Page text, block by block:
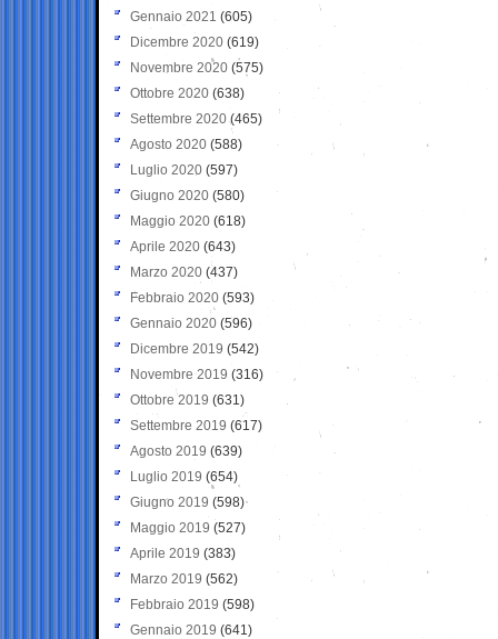
Gennaio 2021 (605)
Dicembre 2020 (619)
Novembre 2020 (575)
Ottobre 2020 (638)
Settembre 2020(465)
Agosto 2020 (588)
Luglio 2020 (597)
Giugno 2020 (580)
Maggio 2020 (618)
Aprile 2020 (643)
Marzo 2020 (437)
Febbraio 2020 (593)
Gennaio 2020 (596)
Dicembre 2019 (542)
Novembre 2019 (316)
Ottobre 2019 (631)
Settembre 2019 (617)
Agosto 2019 (639)
Luglio 2019 (654)
Giugno 2019 (598)
Maggio 2019 (527)
Aprile 2019 (383)
Marzo 2019 (562)
Febbraio 2019 (598)
Gennaio 2019 (641)